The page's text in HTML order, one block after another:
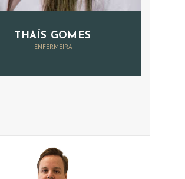
THAÍS GOMES
ENFERMEIRA